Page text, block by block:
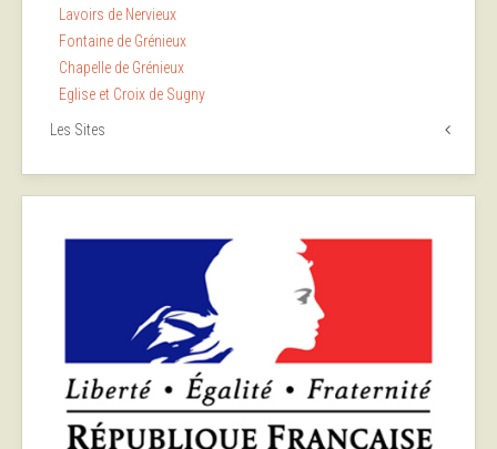
Lavoirs de Nervieux
Fontaine de Grénieux
Chapelle de Grénieux
Eglise et Croix de Sugny
Les Sites